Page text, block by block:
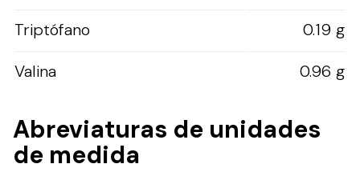
Triptófano
0.19 g
Valina
0.96 g
Abreviaturas de unidades
de medida